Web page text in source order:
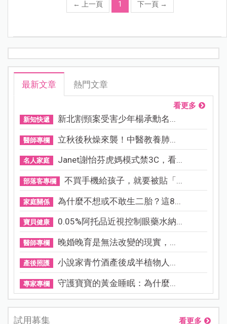
← 上一頁 1 下一頁 →
最新文章 熱門文章
看更多
新知快遞 新北割頸案受害少年楊承勳名...
醫師專欄 立秋後秋燥來襲！中醫教養肺...
名人家庭 Janet謝怡芬虎媽模式禁3C，看...
部落客專欄 不買手機給孩子，就要被貼「...
家庭關係 為什麼不想或不敢生二胎？這8...
寶貝健康 0.05%阿托品近視控制眼藥水納...
醫師專欄 晚婚晚育是無法改變的現實，...
產後照護 小說家青竹酒產後成半植物人...
專家專欄 守護寶寶的黃金睡眠：為什麼...
試用募集 看更多